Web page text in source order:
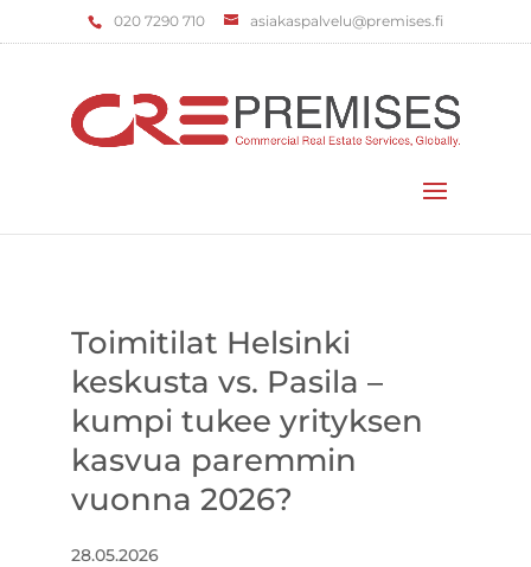
‌020 7290 710 asiakaspalvelu@premises.fi
Toimitilat Helsinki
keskusta vs. Pasila –
kumpi tukee yrityksen
kasvua paremmin
vuonna 2026?
28.05.2026